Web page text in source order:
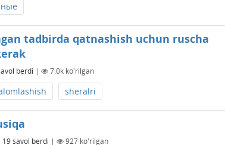
tadbirda qatnashish uchun ruscha
berdi | 7.0k ko'rilgan
sheralri
19savol berdi | 927 ko'rilgan